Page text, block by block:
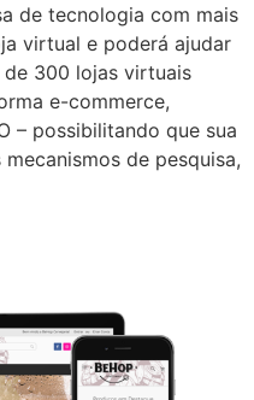
de tecnologia com mais
virtual e poderá ajudar
de 300 lojas virtuais
e-commerce,
– possibilitando que sua
de pesquisa,